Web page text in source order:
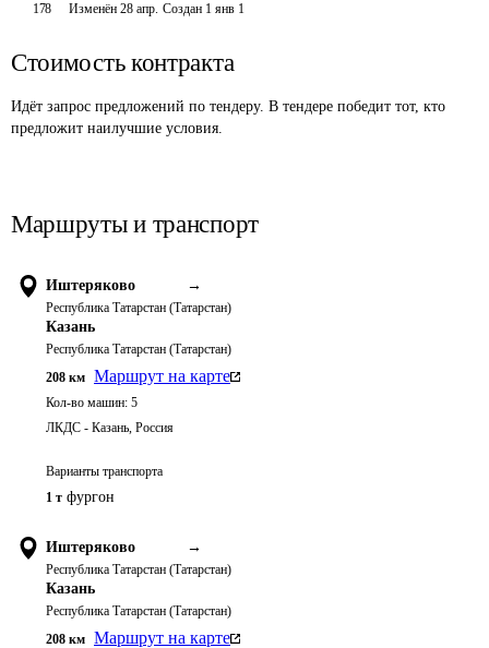
178 Изменён28 апр. Создан 1 янв 1
Стоимость контракта
Идёт запрос предложений по тендеру. В тендере победит тот, кто
предложит наилучшие условия.
Маршруты и транспорт
Иштеряково →
Республика Татарстан (Татарстан)
Казань
Республика Татарстан (Татарстан)
208 км Маршрут на карте
Кол-во машин: 5
ЛКДС - Казань, Россия
Варианты транспорта
1 т фургон
Иштеряково →
Республика Татарстан (Татарстан)
Казань
Республика Татарстан (Татарстан)
208 км Маршрут на карте